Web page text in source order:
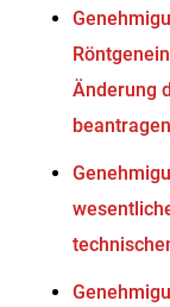
Änderung
beantragen